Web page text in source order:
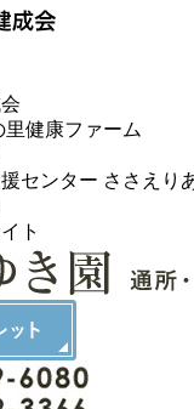
健康ファーム
センター ささえり
ト